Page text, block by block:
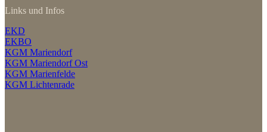
Links und Infos
EKD
EKBO
KGM Mariendorf
KGM Mariendorf Ost
KGM Marienfelde
KGM Lichtenrade